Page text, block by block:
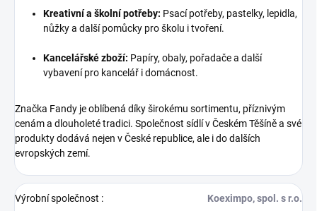
Kreativní a školní potřeby: Psací potřeby, pastelky, lepidla,
nůžky a další pomůcky pro školu i tvoření.
Kancelářské zboží: Papíry, obaly, pořadače a další
vybavení pro kancelář i domácnost.
Značka Fandy je oblíbená díky širokému sortimentu, příznivým
cenám a dlouholeté tradici. Společnost sídlí v Českém Těšíně a své
produkty dodává nejen v České republice, ale i do dalších
evropských zemí.
Výrobní společnost : Koeximpo, spol. s r.o.